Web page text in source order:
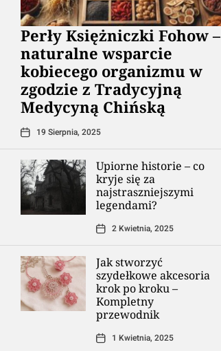
Perły Księżniczki Fohow –
naturalne wsparcie
kobiecego organizmu w
zgodzie z Tradycyjną
Medycyną Chińską
19 Sierpnia, 2025
Upiorne historie – co
kryje się za
najstraszniejszymi
legendami?
2 Kwietnia, 2025
Jak stworzyć
szydełkowe akcesoria
krok po kroku –
Kompletny
przewodnik
1 Kwietnia, 2025